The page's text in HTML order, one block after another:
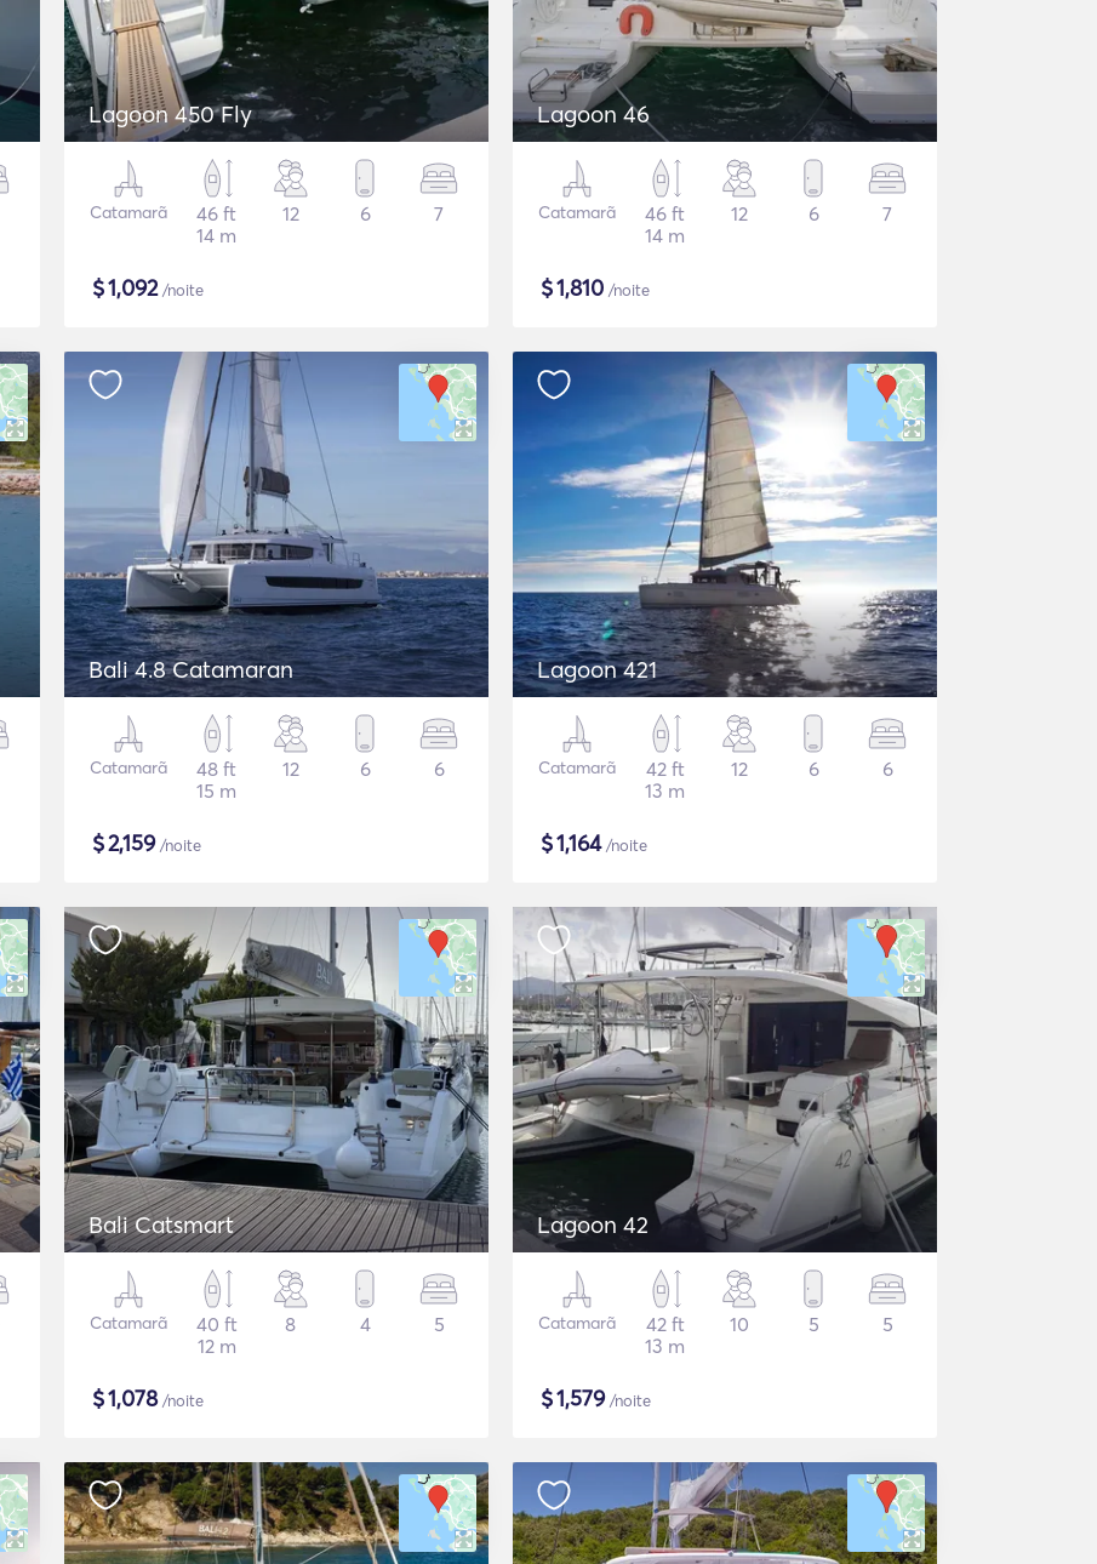
Lagoon 450 Fly
Catamarã
46 ft
14 m
12 6 7
$1,092/noite
Lagoon 46
Catamarã
46 ft
14 m
12 6 7
$1,810 /noite
Bali 4.8 Catamaran
Catamarã
48 ft
15 m
12 6 6
$2,159/noite
Lagoon 421
Catamarã
42 ft
13 m
12 6 6
$1,164/noite
Bali Catsmart
Catamarã
40 ft
12 m
8 4 5
$1,078/noite
Lagoon 42
Catamarã
42 ft
13 m
10 5 5
$1,579/noite